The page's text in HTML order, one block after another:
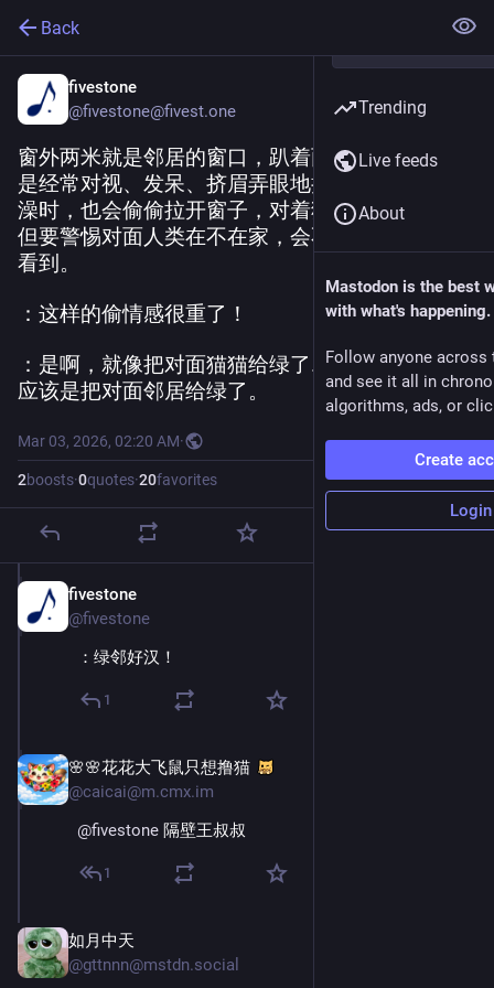
Back
fivestone
@fivestone@fivest.one
窗外两米就是邻居的窗口，趴着两只大橘猫，于
是经常对视、发呆、挤眉弄眼地挑逗，甚至在洗
澡时，也会偷偷拉开窗子，对着猫猫搔首弄姿。
但要警惕对面人类在不在家，会不会突然转出来
看到。
：这样的偷情感很重了！
：是啊，就像把对面猫猫给绿了……等等，不对，
应该是把对面邻居给绿了。
Mar 03, 2026, 02:20 AM·
2boosts·0quotes·20favorites
fivestone
@fivestone
：绿邻好汉！
1
🌸🌸花花大飞鼠只想撸猫
@caicai@m.cmx.im
@fivestone 隔壁王叔叔
1
如月中天
@gttnnn@mstdn.social
Trending
Live feeds
About
Mastodon is the best
with what's happening.
Follow anyone across
and see it all in
algorithms, ads, or
Create
Login